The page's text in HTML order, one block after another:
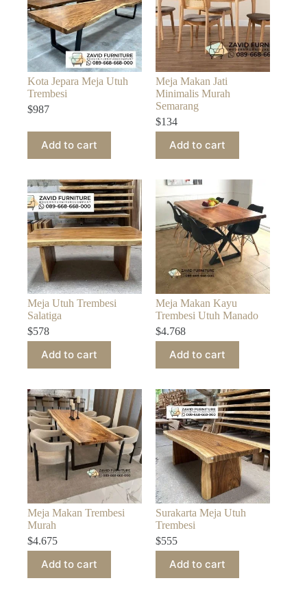
Kota Jepara Meja Utuh
Trembesi
$987
Add to cart
Meja Makan Jati
Minimalis Murah
Semarang
$134
Add to cart
Meja Utuh Trembesi
Salatiga
$578
Add to cart
Meja Makan Kayu
Trembesi Utuh Manado
$4.768
Add to cart
Meja Makan Trembesi
Murah
$4.675
Add to cart
Surakarta Meja Utuh
Trembesi
$555
Add to cart